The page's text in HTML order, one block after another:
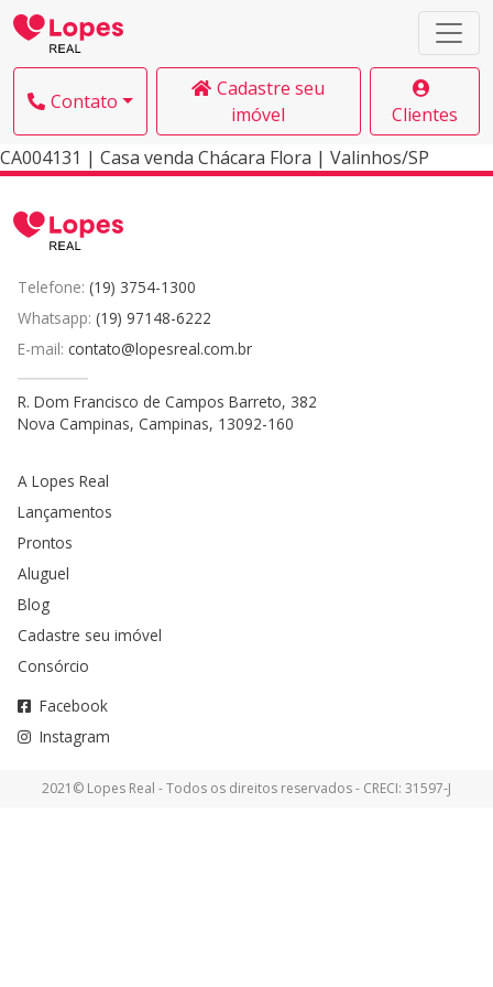
Contato
Cadastre seu
imóvel
Clientes
CA004131 | Casa venda Chácara Flora | Valinhos/SP
Telefone: (19) 3754-1300
Whatsapp: (19) 97148-6222
E-mail: contato@lopesreal.com.br
R. Dom Francisco de Campos Barreto, 382
Nova Campinas, Campinas, 13092-160
A Lopes Real
Lançamentos
Prontos
Aluguel
Blog
Cadastre seu imóvel
Consórcio
Facebook
Instagram
2021© Lopes Real - Todos os direitos reservados - CRECI: 31597-J